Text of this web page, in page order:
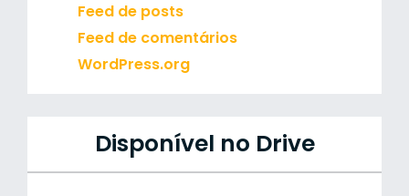
Feed de posts
Feed de comentários
WordPress.org
Disponível no Drive